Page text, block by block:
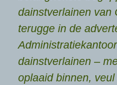
dainstverlainen van
terugge in de
dainstverlainen –
oplaaid binnen,